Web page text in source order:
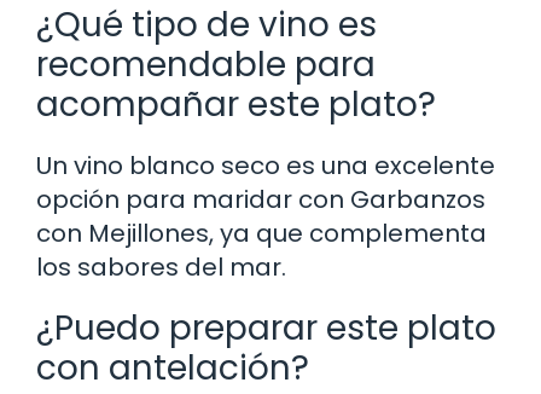
¿Qué tipo de vino es
recomendable para
acompañar este plato?
Un vino blanco seco es una excelente
opción para maridar con Garbanzos
con Mejillones, ya que complementa
los sabores del mar.
¿Puedo preparar este plato
con antelación?